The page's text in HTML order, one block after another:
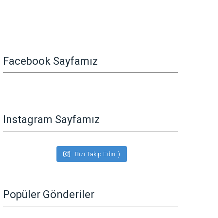
Facebook Sayfamız
Instagram Sayfamız
Bizi Takip Edin :)
Popüler Gönderiler